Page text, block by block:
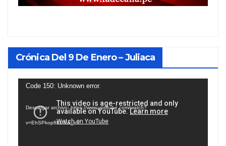
Crónica Del 9 De Enero – Juliaca
Reproductor
vídeo
Code 150: Unknown error.
Descargar archivo: https://www.youtube.com/watch?
v=EhSPkop8KPY&_=1